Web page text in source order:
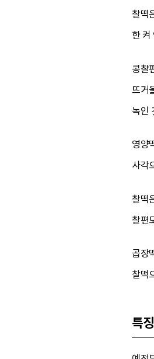
찰떡
한 켜
콩찰
뜨거
녹인
영양
사각
찰떡
찰편
곱장
찰떡
특